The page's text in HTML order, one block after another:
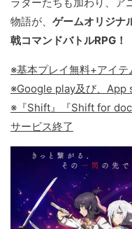
ラターたちも加わり、ア
物語が、 ゲームオリジナ
戟コマンドバトルRPG！
※基本プレイ無料+アイテ
※Google play及び、App
※『Shift』『Shift for
サービス終了